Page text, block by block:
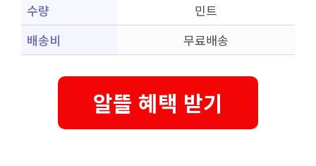
수량
민트
배송비
무료배송
알뜰 혜택 받기